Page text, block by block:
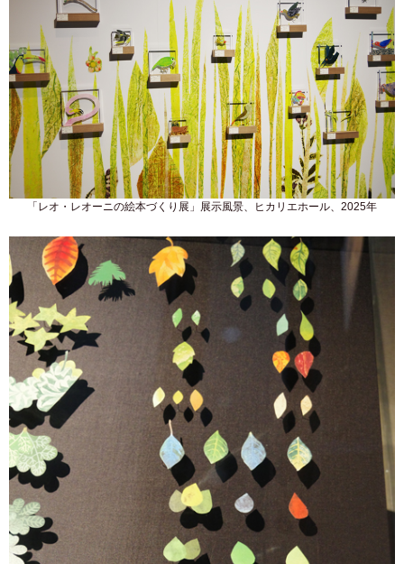
「レオ・レオーニの絵本づくり展」展示風景、ヒカリエホール、2025年